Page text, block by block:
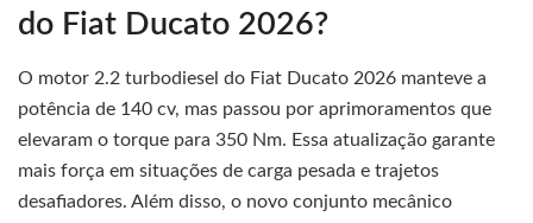
do Fiat Ducato 2026?
O motor 2.2 turbodiesel do Fiat Ducato 2026 manteve a
potência de 140 cv, mas passou por aprimoramentos que
elevaram o torque para 350 Nm. Essa atualização garante
mais força em situações de carga pesada e trajetos
desafiadores. Além disso, o novo conjunto mecânico